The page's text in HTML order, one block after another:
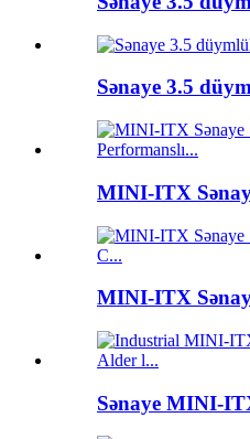
Sənaye 3.5
MINI-ITX
MINI-ITX
Sənaye MINI-